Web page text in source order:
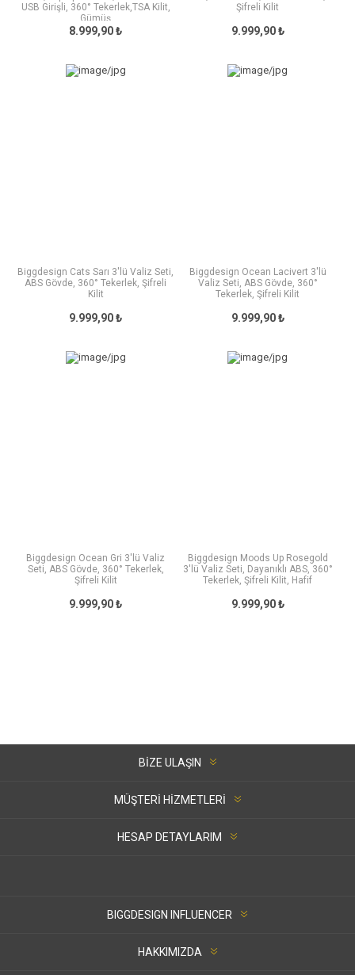
USB Girişli, 360° Tekerlek,TSA Kilit,
Gümüş
8.999,90 ₺
Şifreli Kilit
9.999,90 ₺
Biggdesign Cats Sarı 3'lü Valiz Seti,
ABS Gövde, 360° Tekerlek, Şifreli
Kilit
9.999,90 ₺
Biggdesign Ocean Lacivert 3'lü
Valiz Seti, ABS Gövde, 360°
Tekerlek, Şifreli Kilit
9.999,90 ₺
Biggdesign Ocean Gri 3'lü Valiz
Seti, ABS Gövde, 360° Tekerlek,
Şifreli Kilit
9.999,90 ₺
Biggdesign Moods Up Rosegold
3'lü Valiz Seti, Dayanıklı ABS, 360°
Tekerlek, Şifreli Kilit, Hafif
9.999,90 ₺
BIZE ULAŞIN
MÜŞTERI HIZMETLERI
HESAP DETAYLARIM
BIGGDESIGN INFLUENCER
HAKKIMIZDA